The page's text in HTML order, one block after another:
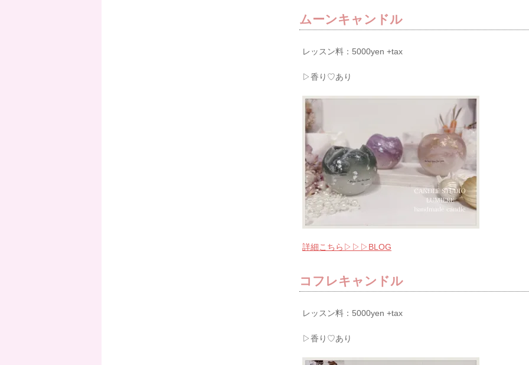
ムーンキャンドル
レッスン料：5000yen +tax
▷香り♡あり
詳細こちら▷▷▷BLOG
コフレキャンドル
レッスン料：5000yen +tax
▷香り♡あり